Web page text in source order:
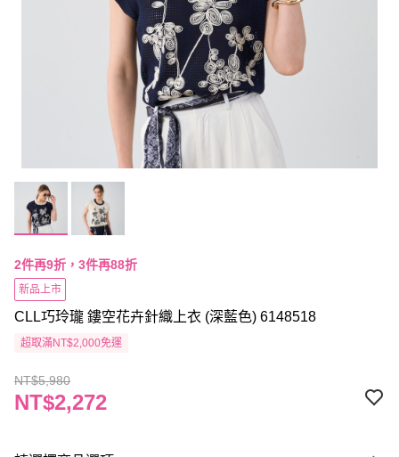
2件再9折，3件再88折
新品上市
CLL巧玲瓏 鏤空花卉針織上衣 (深藍色) 6148518
超取滿NT$2,000免運
NT$5,980
NT$2,272